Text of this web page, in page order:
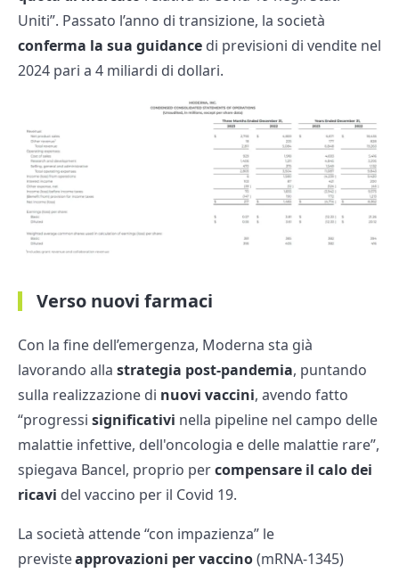
Uniti”. Passato l’anno di transizione, la società
conferma la sua guidance di previsioni di vendite nel
2024 pari a 4 miliardi di dollari.
Verso nuovi farmaci
Con la fine dell’emergenza, Moderna sta già
lavorando alla strategia post-pandemia, puntando
sulla realizzazione di nuovi vaccini, avendo fatto
“progressi significativi nella pipeline nel campo delle
malattie infettive, dell'oncologia e delle malattie rare”,
spiegava Bancel, proprio percompensare il calo dei
ricavi del vaccino per il Covid 19.
La società attende “con impazienza” le
previsteapprovazioni per vaccino(mRNA-1345)